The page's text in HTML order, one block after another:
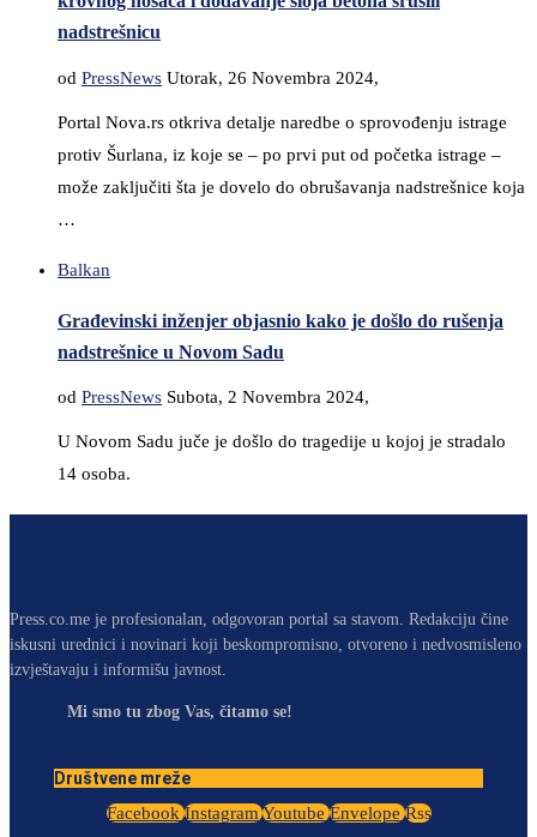
nadstrešnicu
od PressNews Utorak, 26 Novembra 2024,
Portal Nova.rs otkriva detalje naredbe o sprovođenju istrage
protiv Šurlana, iz koje se – po prvi put od početka istrage –
može zaključiti šta je dovelo do obrušavanja nadstrešnice koja
…
Balkan
Građevinski inženjer objasnio kako je došlo do rušenja
nadstrešnice u Novom Sadu
od PressNews Subota, 2 Novembra 2024,
U Novom Sadu juče je došlo do tragedije u kojoj je stradalo
14 osoba.
Press.co.me je profesionalan, odgovoran portal sa stavom. Redakciju čine
iskusni urednici i novinari koji beskompromisno, otvoreno i nedvosmisleno
izvještavaju i informišu javnost.
Mi smo tu zbog Vas, čitamo se!
Društvene mreže
Facebook InstagramYoutube Envelope Rss